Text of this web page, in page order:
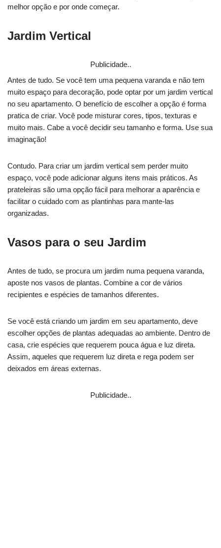
melhor opção e por onde começar.
Jardim Vertical
Publicidade..
Antes de tudo. Se você tem uma pequena varanda e não tem
muito espaço para decoração, pode optar por um jardim vertical
no seu apartamento. O benefício de escolher a opção é forma
pratica de criar. Você pode misturar cores, tipos, texturas e
muito mais. Cabe a você decidir seu tamanho e forma. Use sua
imaginação!
Contudo. Para criar um jardim vertical sem perder muito
espaço, você pode adicionar alguns itens mais práticos. As
prateleiras são uma opção fácil para melhorar a aparência e
facilitar o cuidado com as plantinhas para mante-las
organizadas.
Vasos para o seu Jardim
Antes de tudo, se procura um jardim numa pequena varanda,
aposte nos vasos de plantas. Combine a cor de vários
recipientes e espécies de tamanhos diferentes.
Se você está criando um jardim em seu apartamento, deve
escolher opções de plantas adequadas ao ambiente. Dentro de
casa, crie espécies que requerem pouca água e luz direta.
Assim, aqueles que requerem luz direta e rega podem ser
deixados em áreas externas.
Publicidade..